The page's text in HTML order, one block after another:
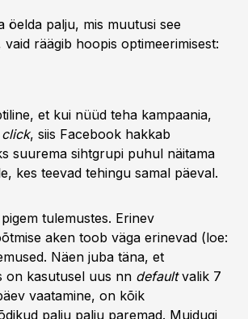
öelda palju, mis muutusi see
räägib hoopis optimeerimisest:
et kui nüüd teha kampaania,
, siis Facebook hakkab
suurema sihtgrupi puhul näitama
kes teevad tehingu samal päeval.
tulemustes. Erinev
aken toob väga erinevad (loe:
Näen juba täna, et
on kasutusel uus nn defaultvalik 7
vaatamine, on kõik
palju palju paremad. Muidugi